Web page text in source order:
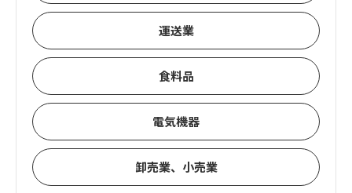
運送業
食料品
電気機器
卸売業、小売業